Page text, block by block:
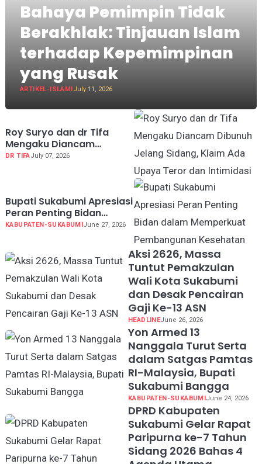
Bahaya Pemimpin Tidak
Berakhlak: Tinjauan Islam
terhadap Kepemimpinan
yang Rusak
ARTIKEL-ISLAMIJuly 11, 2026
Roy Suryo dan dr Tifa
Mengaku Diancam
Dibunuh Jelang Sidang,
DR TIFAJuly 07, 2026
Bupati Sukabumi Apresiasi
Peran Penting Bidan
dalam Memperkuat
KABUPATEN-SUKABUMIJune 27, 2026
Aksi 2626, Massa
Tuntut Pemakzulan
Wali Kota Sukabumi
dan Desak Pencairan
Gaji Ke-13 ASN
HEADLINEJune 26, 2026
Yon Armed 13
Nanggala Turut Serta
dalam Satgas Pamtas
RI-Malaysia, Bupati
Sukabumi Bangga
KABUPATEN-SUKABUMI June 24, 2026
DPRD Kabupaten
Sukabumi Gelar Rapat
Paripurna ke-7 Tahun
Sidang 2026 Bahas 4